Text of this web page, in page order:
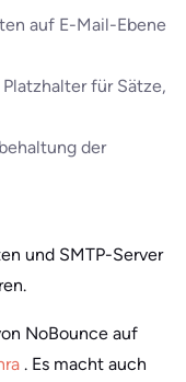
auf E-Mail-Ebene
für Sätze,
der
und SMTP-Server
NoBounce auf
. Es macht auch